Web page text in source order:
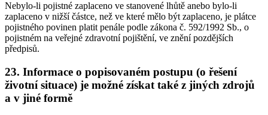
Nebylo-li pojistné zaplaceno ve stanovené lhůtě anebo bylo-li
zaplaceno v nižší částce, než ve které mělo být zaplaceno, je plátce
pojistného povinen platit penále podle zákona č. 592/1992 Sb., o
pojistném na veřejné zdravotní pojištění, ve znění pozdějších
předpisů.
23. Informace o popisovaném postupu (o řešení
životní situace) je možné získat také z jiných zdrojů
a v jiné formě